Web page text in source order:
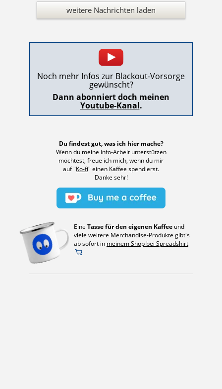
weitere Nachrichten laden
Noch mehr Infos zur Blackout-Vorsorge
gewünscht?
Dann abonniert doch meinen
Youtube-Kanal.
Du findest gut, was ich hier mache?
Wenn du meine Info-Arbeit unterstützen
möchtest, freue ich mich, wenn du mir
auf "Ko-fi" einen Kaffee spendierst.
Danke sehr!
Eine Tasse für den eigenen Kaffee und
viele weitere Merchandise-Produkte gibt's
ab sofort in meinem Shop bei Spreadshirt